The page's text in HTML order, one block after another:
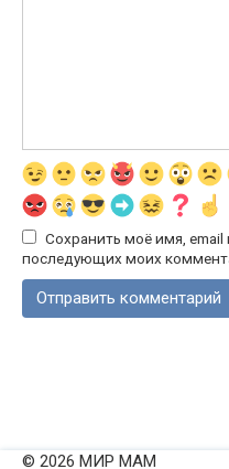
Сохранить моё имя, email
последующих моих
© 2026 МИР МАМ